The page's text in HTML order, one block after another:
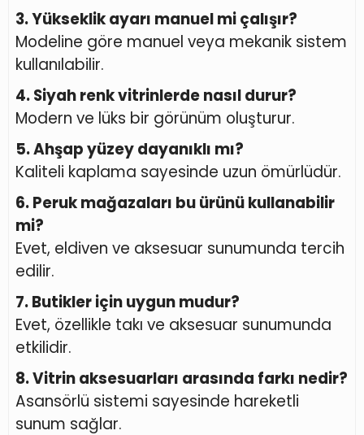
3. Yükseklik ayarı manuel mi çalışır?
Modeline göre manuel veya mekanik sistem
kullanılabilir.
4. Siyah renk vitrinlerde nasıl durur?
Modern ve lüks bir görünüm oluşturur.
5. Ahşap yüzey dayanıklı mı?
Kaliteli kaplama sayesinde uzun ömürlüdür.
6. Peruk mağazaları bu ürünü kullanabilir
mi?
Evet, eldiven ve aksesuar sunumunda tercih
edilir.
7. Butikler için uygun mudur?
Evet, özellikle takı ve aksesuar sunumunda
etkilidir.
8. Vitrin aksesuarları arasında farkı nedir?
Asansörlü sistemi sayesinde hareketli
sunum sağlar.